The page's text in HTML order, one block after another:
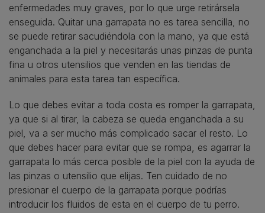
enfermedades muy graves, por lo que urge retirársela
enseguida. Quitar una garrapata no es tarea sencilla, no
se puede retirar sacudiéndola con la mano, ya que está
enganchada a la piel y necesitarás unas pinzas de punta
fina u otros utensilios que venden en las tiendas de
animales para esta tarea tan específica.
Lo que debes evitar a toda costa es romper la garrapata,
ya que si al tirar, la cabeza se queda enganchada a su
piel, va a ser mucho más complicado sacar el resto. Lo
que debes hacer para evitar que se rompa, es agarrar la
garrapata lo más cerca posible de la piel con la ayuda de
las pinzas o utensilio que elijas. Ten cuidado de no
presionar el cuerpo de la garrapata porque podrías
introducir los fluidos de esta en el cuerpo de tu perro.